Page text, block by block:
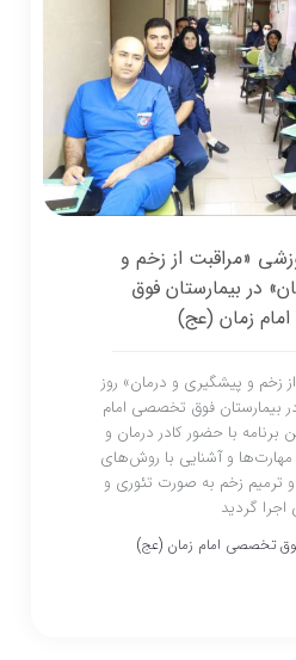
«مراقبت از زخم و
در بیمارستان فوق
زمان (عج)
زخم و پیشگیری و درمان» روز
۲۱ مرداد ۱۴۰۴ در بیمارستان فوق تخصصی امام
برنامه با حضور کادر درمان و
مهارت‌ها و آشنایی با روش‌های
ترمیم زخم به صورت تئوری و
اجرا گردید
تخصصی امام زمان (عج)